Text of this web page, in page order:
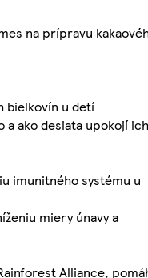
na prípravu
bielkovín u detí
a ako desiata upokojí ich
imunitného systému u
miery únavy a
Alliance,